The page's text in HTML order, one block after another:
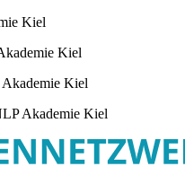
Kiel
Kiel
Kiel
Akademie Kiel